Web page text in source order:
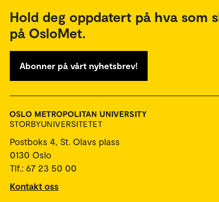
Hold deg oppdatert på hva som
på OsloMet.
Abonner på vårt nyhetsbrev!
Postboks 4, St. Olavs plass
0130 Oslo
Tlf.: 67 23 50 00
Kontakt oss